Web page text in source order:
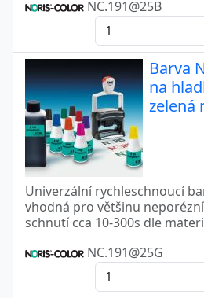
NC.191@25B
Barva
na
zelená
Univerzální rychleschnoucí
vhodná pro většinu
schnutí cca 10-300s dle
NC.191@25G